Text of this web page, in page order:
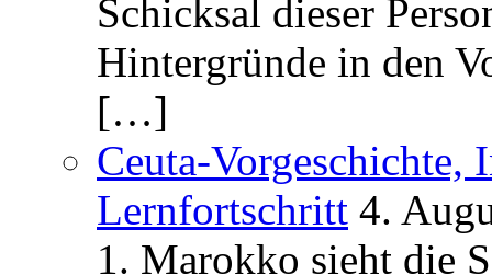
Schicksal dieser
Hintergründe in den
[…]
Ceuta-Vorgeschichte,
Lernfortschritt 4.
1. Marokko sieht die